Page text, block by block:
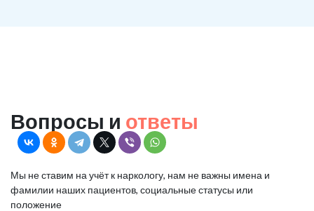
Вопросы и ответы
Мы не ставим на учёт к наркологу, нам не важны имена и
фамилии наших пациентов, социальные статусы или
положение